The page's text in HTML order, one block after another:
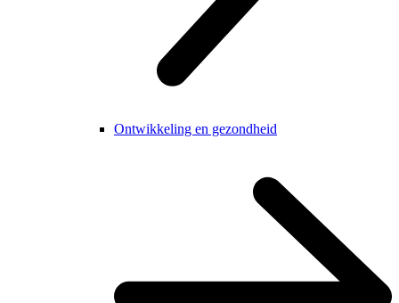
Ontwikkeling en gezondheid